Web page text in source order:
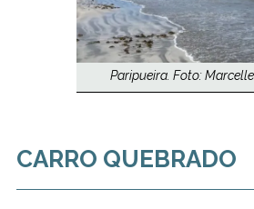
Paripueira. Foto: Marcelle
CARRO QUEBRADO